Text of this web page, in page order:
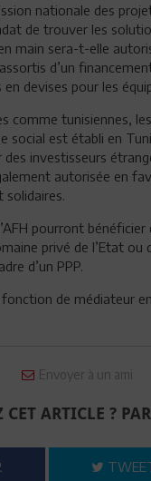
nationale des
de trouver les
main sera-t-elle
d’un
en devises pour les
comme tunisiennes,
social est établi en
investisseurs
autorisée en
solidaires.
pourront
privé de l’Etat
d’un PPP.
de médiateur
Envoyer à un ami
ARTICLE ?